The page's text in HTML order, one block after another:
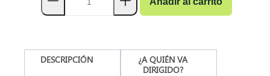
DESCRIPCIÓN
¿A QUIÉN VA
DIRIGIDO?